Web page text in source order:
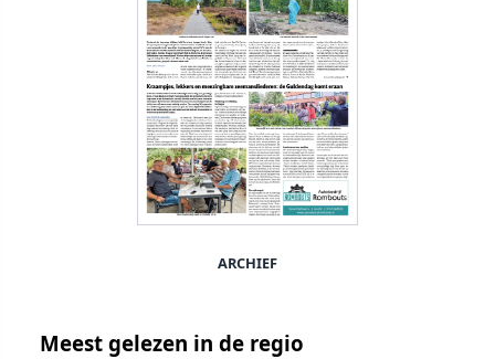
ARCHIEF
Meest gelezen in de regio